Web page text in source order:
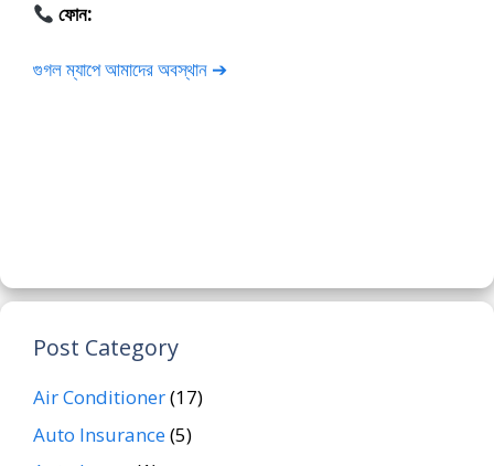
ফোন:
গুগল ম্যাপে আমাদের অবস্থান ➔
Post Category
Air Conditioner(17)
Auto Insurance(5)